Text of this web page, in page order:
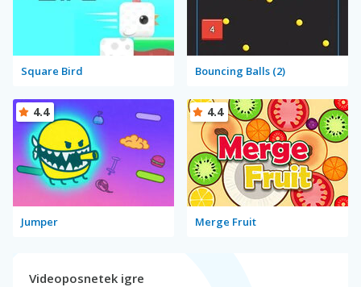
Square Bird Bouncing Balls (2)
Jumper
4.4
Merge Fruit
4.4
Videoposnetek igre